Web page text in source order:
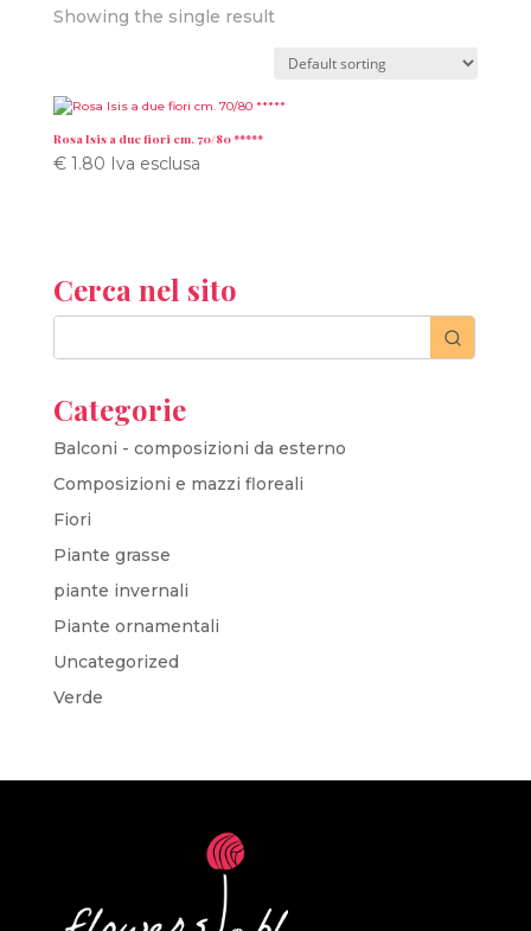
Showing the single result
Rosa Isis a due fiori cm. 70/80 *****
€1.80 Iva esclusa
Cerca nel sito
Categorie
Balconi - composizioni da esterno
Composizioni e mazzi floreali
Fiori
Piante grasse
piante invernali
Piante ornamentali
Uncategorized
Verde